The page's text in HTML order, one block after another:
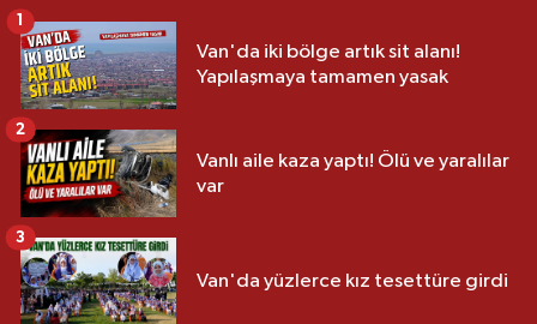
Van'da iki bölge artık sit alanı!
Yapılaşmaya tamamen yasak
1
Vanlı aile kaza yaptı! Ölü ve yaralılar
var
2
Van'da yüzlerce kız tesettüre girdi
3